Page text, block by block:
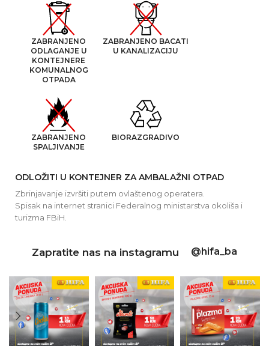
ZABRANJENO
ODLAGANJE U
KONTEJNERE
KOMUNALNOG
OTPADA
ZABRANJENO BACATI
U KANALIZACIJU
ZABRANJENO
SPALJIVANJE
BIORAZGRADIVO
ODLOŽITI U KONTEJNER ZA AMBALAŽNI OTPAD
Zbrinjavanje izvršiti putem ovlaštenog operatera.
Spisak na internet stranici Federalnog ministarstva okoliša i
turizma FBiH.
Zapratite nas na instagramu @hifa_ba